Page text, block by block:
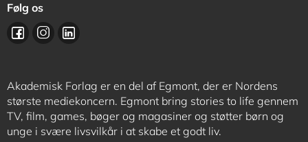
Følg os
Akademisk Forlag er en del af Egmont, der er Nordens
største mediekoncern. Egmont bring stories to life gennem
TV, film, games, bøger og magasiner og støtter børn og
unge i svære livsvilkår i at skabe et godt liv.